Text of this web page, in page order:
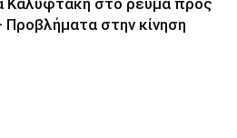
Προβλήματα στην κίνηση